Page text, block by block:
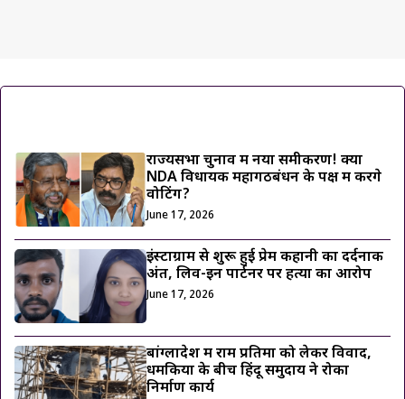
राज्यसभा चुनाव में नया समीकरण! क्या
NDA विधायक महागठबंधन के पक्ष में करेंगे
वोटिंग?
June 17, 2026
इंस्टाग्राम से शुरू हुई प्रेम कहानी का दर्दनाक
अंत, लिव-इन पार्टनर पर हत्या का आरोप
June 17, 2026
बांग्लादेश में राम प्रतिमा को लेकर विवाद,
धमकियों के बीच हिंदू समुदाय ने रोका
निर्माण कार्य